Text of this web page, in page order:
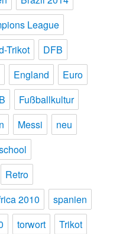
League
Trikot
DFB
England
Euro
Fußballkultur
Messi
neu
Retro
2010
spanien
torwort
Trikot